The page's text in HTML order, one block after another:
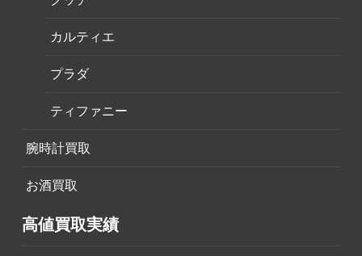
カルティエ
プラダ
ティファニー
腕時計買取
お酒買取
高値買取実績